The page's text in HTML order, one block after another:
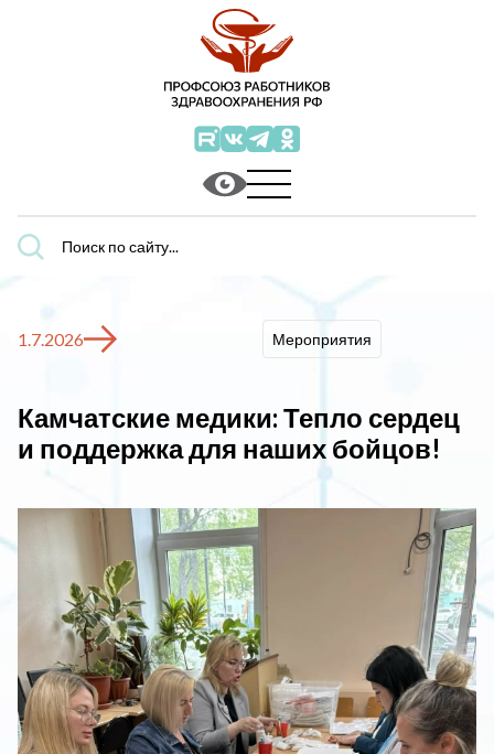
Поиск
по
1.7.2026 Мероприятия
Камчатские медики: Тепло сердец
и поддержка для наших бойцов!